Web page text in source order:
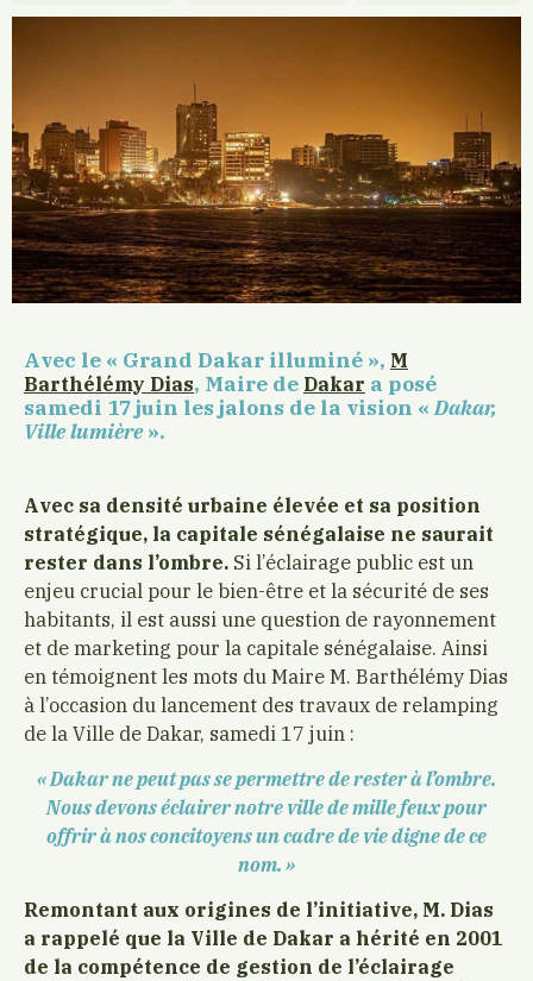
Avec le « Grand Dakar illuminé », M
Barthélémy Dias, Maire de Dakar a posé
samedi 17 juin les jalons de la vision « Dakar,
Ville lumière».
Avec sa densité urbaine élevée et sa position
stratégique, la capitale sénégalaise ne saurait
rester dans l’ombre. Si l’éclairage public est un
enjeu crucial pour le bien-être et la sécurité de ses
habitants, il est aussi une question de rayonnement
et de marketing pour la capitale sénégalaise. Ainsi
en témoignent les mots du Maire M. Barthélémy Dias
à l’occasion du lancement des travaux de relamping
de la Ville de Dakar, samedi 17 juin :
« Dakar ne peut pas se permettre de rester à l’ombre.
Nous devons éclairer notre ville de mille feux pour
offrir à nos concitoyens un cadre de vie digne de ce
nom. »
Remontant aux origines de l’initiative, M. Dias
a rappelé que la Ville de Dakar a hérité en 2001
de la compétence de gestion de l’éclairage